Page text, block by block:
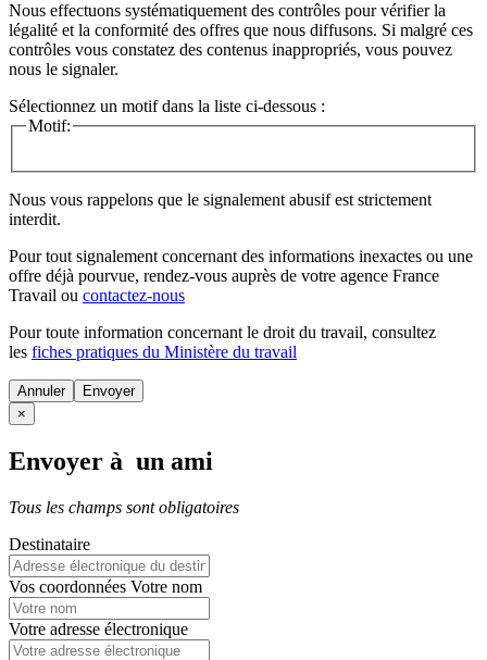
Nous effectuons systématiquement des contrôles pour vérifier la
légalité et la conformité des offres que nous diffusons. Si malgré ces
contrôles vous constatez des contenus inappropriés, vous pouvez
nous le signaler.
Sélectionnez un motif dans la liste ci-dessous :
Motif:
Nous vous rappelons que le signalement abusif est strictement
interdit.
Pour tout signalement concernant des informations inexactes ou une
offre déjà pourvue, rendez-vous auprès de votre agence France
Travail ou contactez-nous
Pour toute information concernant le droit du travail, consultez
les fiches pratiques du Ministère du travail
Annuler
×
Envoyer à un ami
Tous les champs sont obligatoires
Destinataire
Vos coordonnées Votre nom
Votre adresse électronique